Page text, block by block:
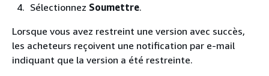
Sélectionnez Soumettre.
Lorsque vous avez restreint une version avec succès,
les acheteurs reçoivent une notification par e-mail
indiquant que la version a été restreinte.